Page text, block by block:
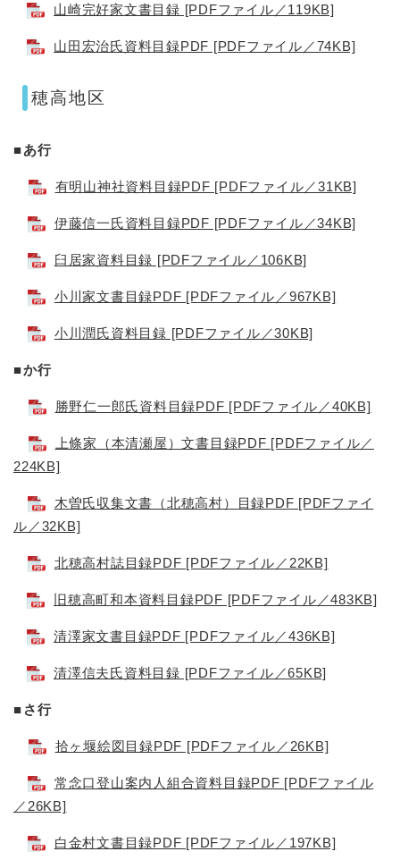
山崎完好家文書目録 [PDFファイル／119KB]
山田宏治氏資料目録PDF [PDFファイル／74KB]
穂高地区
■あ行
有明山神社資料目録PDF [PDFファイル／31KB]
伊藤信一氏資料目録PDF [PDFファイル／34KB]
臼居家資料目録 [PDFファイル／106KB]
小川家文書目録PDF [PDFファイル／967KB]
小川潤氏資料目録 [PDFファイル／30KB]
■か行
勝野仁一郎氏資料目録PDF [PDFファイル／40KB]
上條家（本清瀬屋）文書目録PDF [PDFファイル／
224KB]
木曽氏収集文書（北穂高村）目録PDF [PDFファイ
ル／32KB]
北穂高村誌目録PDF [PDFファイル／22KB]
旧穂高町和本資料目録PDF [PDFファイル／483KB]
清澤家文書目録PDF [PDFファイル／436KB]
清澤信夫氏資料目録 [PDFファイル／65KB]
■さ行
拾ヶ堰絵図目録PDF [PDFファイル／26KB]
常念口登山案内人組合資料目録PDF [PDFファイル
／26KB]
白金村文書目録PDF [PDFファイル／197KB]